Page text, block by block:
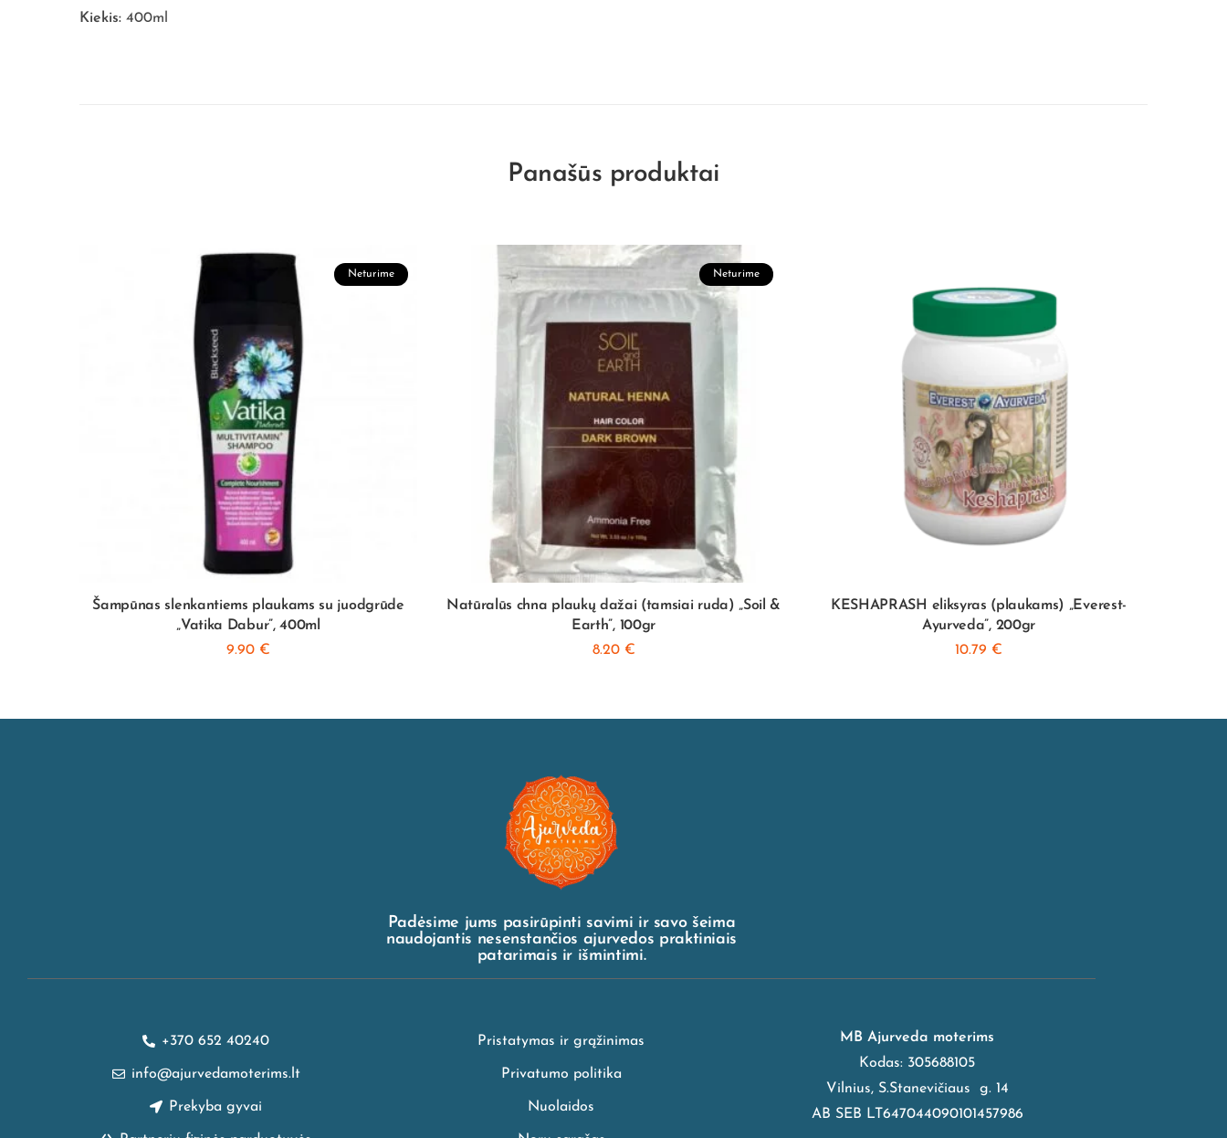
Kiekis: 400ml
Panašūs produktai
Neturime
Šampūnas slenkantiems plaukams su juodgrūde
„Vatika Dabur”, 400ml
9.90 €
Neturime
Natūralūs chna plaukų dažai (tamsiai ruda) „Soil &
Earth”, 100gr
8.20 €
KESHAPRASH eliksyras (plaukams) „Everest-
Ayurveda”, 200gr
10.79 €
Padėsime jums pasirūpinti savimi ir savo šeima
naudojantis nesenstančios ajurvedos praktiniais
patarimais ir išmintimi.
+370 652 40240
info@ajurvedamoterims.lt
Prekyba gyvai
Pristatymas ir grąžinimas
Privatumo politika
Nuolaidos
MB Ajurveda moterims
Kodas: 305688105
Vilnius, S.Stanevičiaus g. 14
AB SEB LT647044090101457986